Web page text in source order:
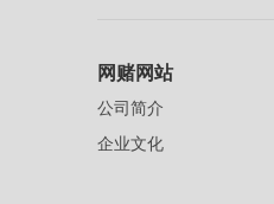
网赌网站
公司简介
企业文化